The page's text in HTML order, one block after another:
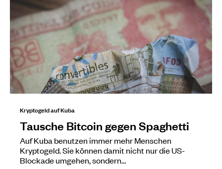
Kryptogeld auf Kuba
Tausche Bitcoin gegen Spaghetti
Auf Kuba benutzen immer mehr Menschen
Kryptogeld. Sie können damit nicht nur die US-
Blockade umgehen, sondern…